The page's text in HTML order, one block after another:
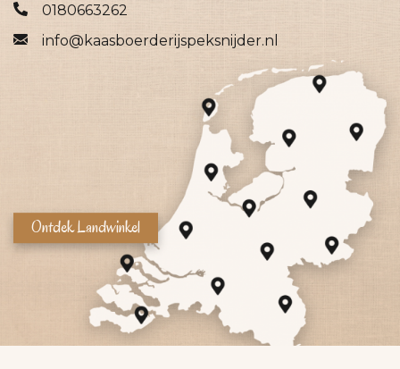
0180663262
info@kaasboerderijspeksnijder.nl
Ontdek Landwinkel